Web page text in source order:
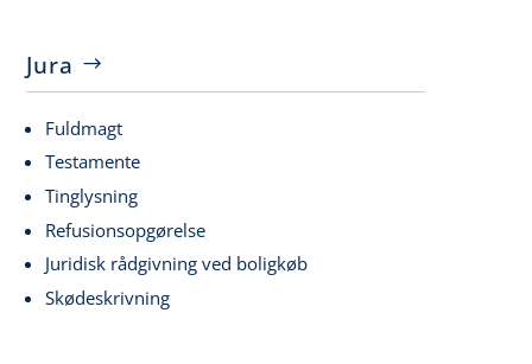
Jura
Fuldmagt
Testamente
Tinglysning
Refusionsopgørelse
Juridisk rådgivning ved boligkøb
Skødeskrivning